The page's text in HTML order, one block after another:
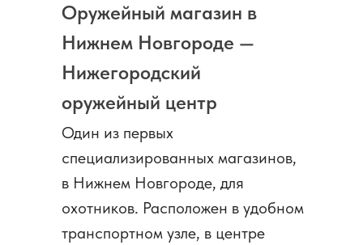
Оружейный магазин в
Нижнем Новгороде —
Нижегородский
оружейный центр
Один из первых
специализированных магазинов,
в Нижнем Новгороде, для
охотников. Расположен в удобном
транспортном узле, в центре